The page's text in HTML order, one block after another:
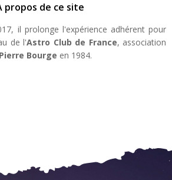
propos de ce site
il prolonge l'expérience adhérent pour
de l'Astro Club de France, association
Pierre Bourge en 1984.